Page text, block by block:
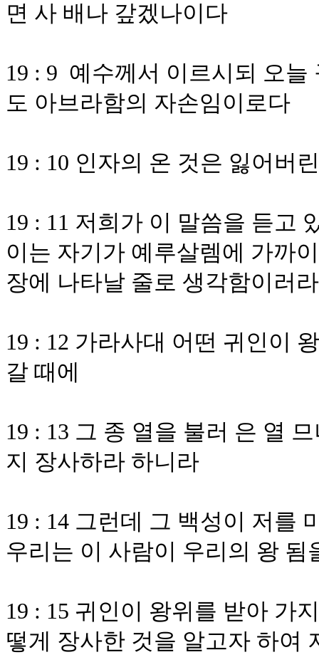
면 사 배나 갚겠나이다
19 : 9 예수께서 이르시되 오
도 아브라함의 자손임이로다
19 : 10 인자의 온 것은 잃어버
19 : 11 저희가 이 말씀을 듣고
이는 자기가 예루살렘에 가까
장에 나타날 줄로 생각함이러라
19 : 12 가라사대 어떤 귀인이
갈 때에
19 : 13 그 종 열을 불러 은 열
지 장사하라 하니라
19 : 14 그런데 그 백성이 저를
우리는 이 사람이 우리의 왕
19 : 15 귀인이 왕위를 받아 가
떻게 장사한 것을 알고자 하여